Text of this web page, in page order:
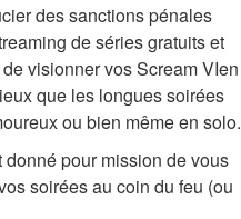
des sanctions pénales
de séries gratuits et
visionner vos Scream VIen
que les longues soirées
ou bien même en solo.
pour mission de vous
soirées au coin du feu (ou